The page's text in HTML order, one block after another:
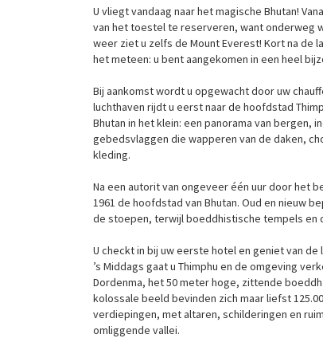
U vliegt vandaag naar het magische Bhutan!
van het toestel te reserveren, want onderweg
weer ziet u zelfs de Mount Everest! Kort na de
het meteen: u bent aangekomen in een heel
Bij aankomst wordt u opgewacht door uw
luchthaven rijdt u eerst naar de hoofdstad
Bhutan in het klein: een panorama van
gebedsvlaggen die wapperen van de daken,
kleding.
Na een autorit van ongeveer één uur door het
1961 de hoofdstad van Bhutan. Oud en nieuw
de stoepen, terwijl boeddhistische tempels en
U checkt in bij uw eerste hotel en geniet van
’s Middags gaat u Thimphu en de omgeving
Dordenma, het 50 meter hoge, zittende
kolossale beeld bevinden zich maar liefst
verdiepingen, met altaren, schilderingen en
omliggende vallei.